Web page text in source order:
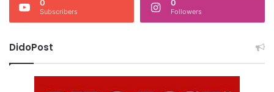
0
Subscribers
0
Followers
DidoPost